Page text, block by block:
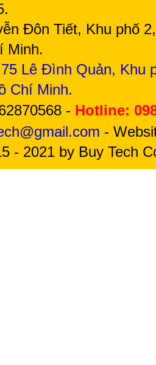
Đôn Tiết, Khu phố
Minh.
Lê Đình Quản, Khu
Chí Minh.
- Hotline:
-
- 2021 by Buy Tech